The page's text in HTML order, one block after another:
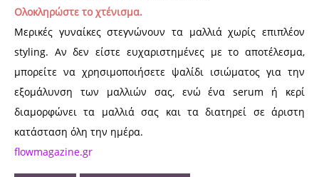
Ολοκληρώστε το χτένισμα.
Μερικές γυναίκες στεγνώνουν τα μαλλιά χωρίς επιπλέον
styling. Αν δεν είστε ευχαριστημένες με το αποτέλεσμα,
μπορείτε να χρησιμοποιήσετε ψαλίδι ισιώματος για την
εξομάλυνση των μαλλιών σας, ενώ ένα serum ή κερί
διαμορφώνει τα μαλλιά σας και τα διατηρεί σε άριστη
κατάσταση όλη την ημέρα.
flowmagazine.gr